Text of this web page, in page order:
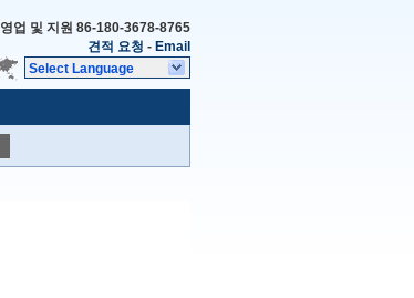
영업 및 지원 86-180-3678-8765
견적 요청 - Email
Select Language